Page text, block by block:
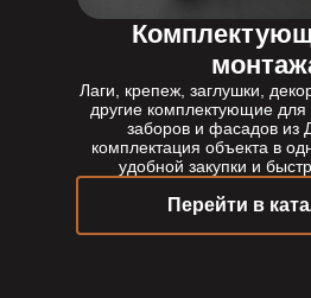
Лаги, крепеж, заглушки,
другие комплектующие для
заборов и фасадов из
комплектация объекта в
удобной закупки и
Перейти в